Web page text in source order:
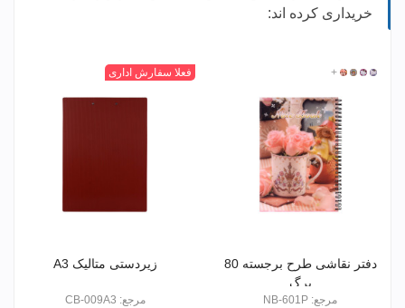
خریداری کرده اند:
26
27
17
1129-
+
دفتر نقاشی طرح برجسته 80
برگ
مرجع: NB-601P
مشکی
بنفشنقره
ای
سفید
+
فعلا سفارش اداری
زیردستی متالیک A3
مرجع: CB-009A3